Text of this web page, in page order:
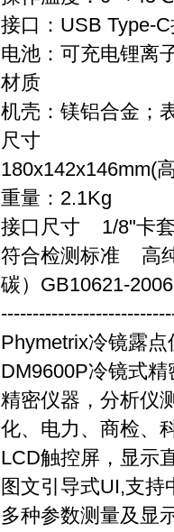
接口：USB Type-
电池：可充电锂离
材质
机壳：镁铝合金；
尺寸
180x142x146mm(
重量：2.1Kg
接口尺寸 1/8"卡
符合检测标准 高
碳）GB10621-2006
Phymetrix冷镜露
DM9600P冷镜式
精密仪器，分析仪
化、电力、商检、
LCD触控屏，显示
图文引导式UI,支持
多种参数测量及显